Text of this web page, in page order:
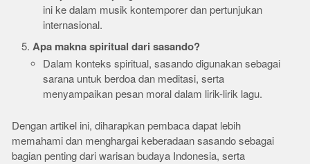
ini ke dalam musik kontemporer dan pertunjukan
internasional.
Apa makna spiritual dari sasando?
Dalam konteks spiritual, sasando digunakan sebagai
sarana untuk berdoa dan meditasi, serta
menyampaikan pesan moral dalam lirik-lirik lagu.
Dengan artikel ini, diharapkan pembaca dapat lebih
memahami dan menghargai keberadaan sasando sebagai
bagian penting dari warisan budaya Indonesia, serta